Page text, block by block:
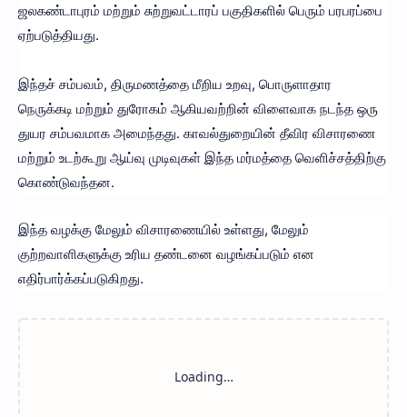
ஜலகண்டாபுரம் மற்றும் சுற்றுவட்டாரப் பகுதிகளில் பெரும் பரபரப்பை
ஏற்படுத்தியது.
இந்தச் சம்பவம், திருமணத்தை மீறிய உறவு, பொருளாதார
நெருக்கடி மற்றும் துரோகம் ஆகியவற்றின் விளைவாக நடந்த ஒரு
துயர சம்பவமாக அமைந்தது. காவல்துறையின் தீவிர விசாரணை
மற்றும் உடற்கூறு ஆய்வு முடிவுகள் இந்த மர்மத்தை வெளிச்சத்திற்கு
கொண்டுவந்தன.
இந்த வழக்கு மேலும் விசாரணையில் உள்ளது, மேலும்
குற்றவாளிகளுக்கு உரிய தண்டனை வழங்கப்படும் என
எதிர்பார்க்கப்படுகிறது.